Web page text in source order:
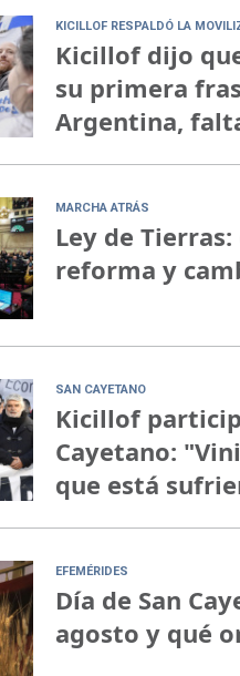
KICILLOF RESPALDÓ LA
Kicillof dijo
su primera
Argentina,
MARCHA ATRÁS
Ley de
reforma y
SAN CAYETANO
Kicillof
Cayetano:
que está
EFEMÉRIDES
Día de San
agosto y qué